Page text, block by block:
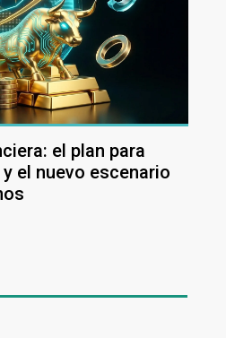
el plan para
el nuevo escenario